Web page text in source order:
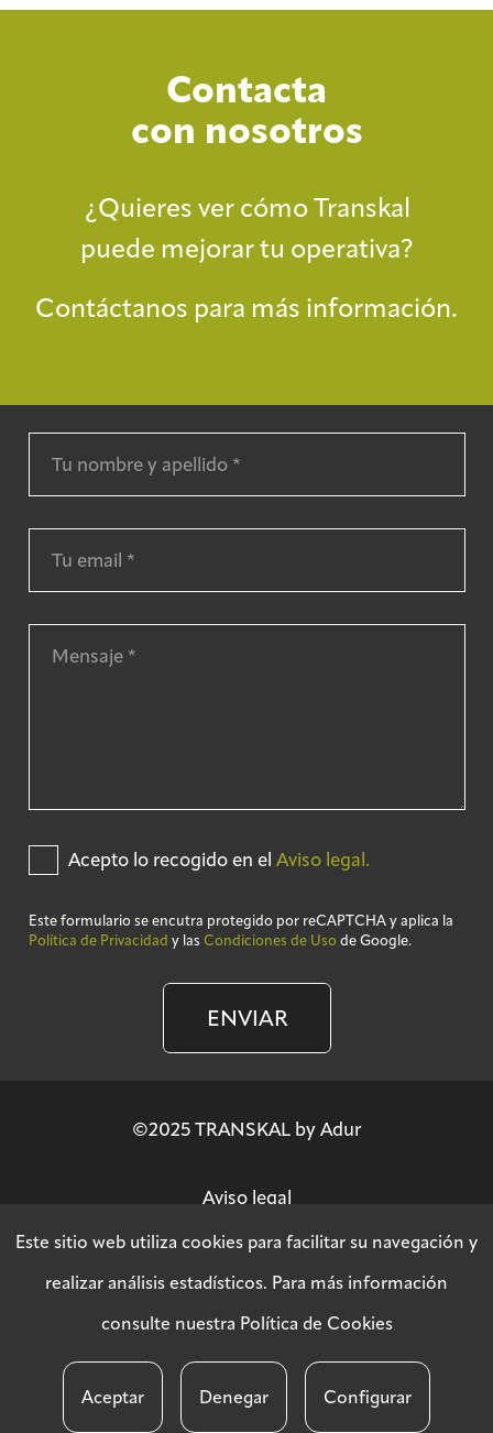
Contacta
con nosotros
¿Quieres ver cómo Transkal
puede mejorar tu operativa?
Contáctanos para más información.
Acepto lo recogido en el Aviso legal.
Este formulario se encutra protegido por reCAPTCHA y aplica la
Política de Privacidad y las Condiciones de Uso de Google.
ENVIAR
©2025 TRANSKAL by Adur
Aviso legal
Política SGSI
Política de cookies
Este sitio web utiliza cookies para facilitar su navegación y
realizar análisis estadísticos. Para más información
consulte nuestra Política de Cookies
Aceptar Denegar Configurar